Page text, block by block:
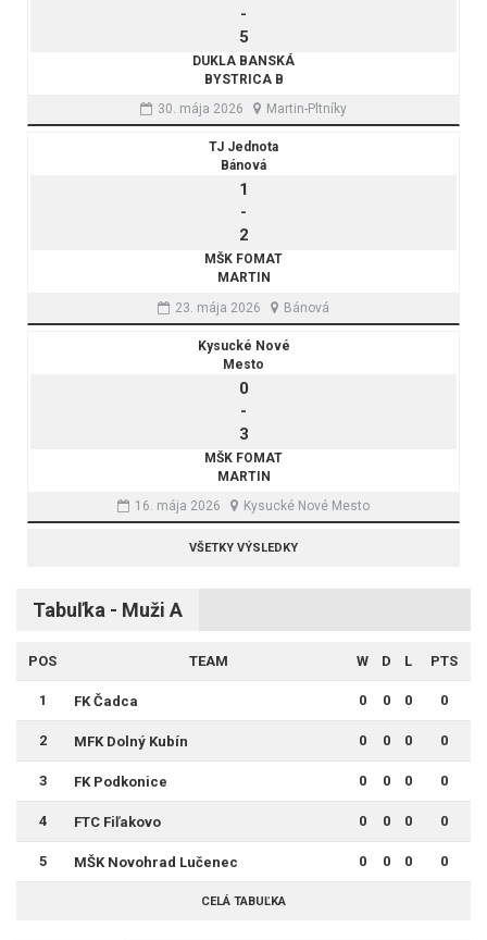
-
5
DUKLA BANSKÁ
BYSTRICA B
30. mája 2026
Martin-Pltníky
TJ Jednota
Bánová
1
-
2
MŠK FOMAT
MARTIN
23. mája 2026
Bánová
Kysucké Nové
Mesto
0
-
3
MŠK FOMAT
MARTIN
16. mája 2026
Kysucké Nové Mesto
VŠETKY VÝSLEDKY
Tabuľka - Muži A
POS TEAM W D L PTS
1 FK Čadca 0 0 0 0
2 MFK Dolný Kubín 0 0 0 0
3 FK Podkonice 0 0 0 0
4 FTC Fiľakovo 0 0 0 0
5 MŠK Novohrad Lučenec 0 0 0 0
CELÁ TABUĽKA